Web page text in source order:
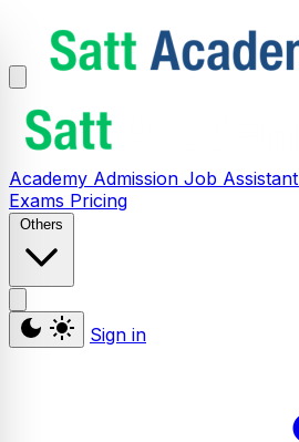
Academy Admission Job Assistant
Exams Pricing
Others
Sign in